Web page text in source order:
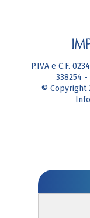
P.IVA e C.F.
338254
© Copyright